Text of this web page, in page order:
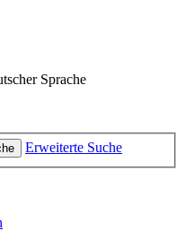
Sprache
Erweiterte Suche